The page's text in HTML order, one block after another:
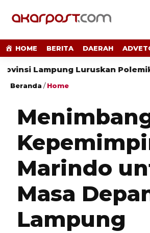
HOME BERITA DAERAH
Luruskan Polemik Lahan di
Beranda /Home
Marindo
Masa
Lampung